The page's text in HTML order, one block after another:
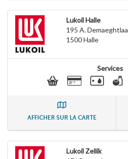
Lukoil Halle
195 A.
1500Halle
Services
AFFICHER SUR LA CARTE
Lukoil Zellik